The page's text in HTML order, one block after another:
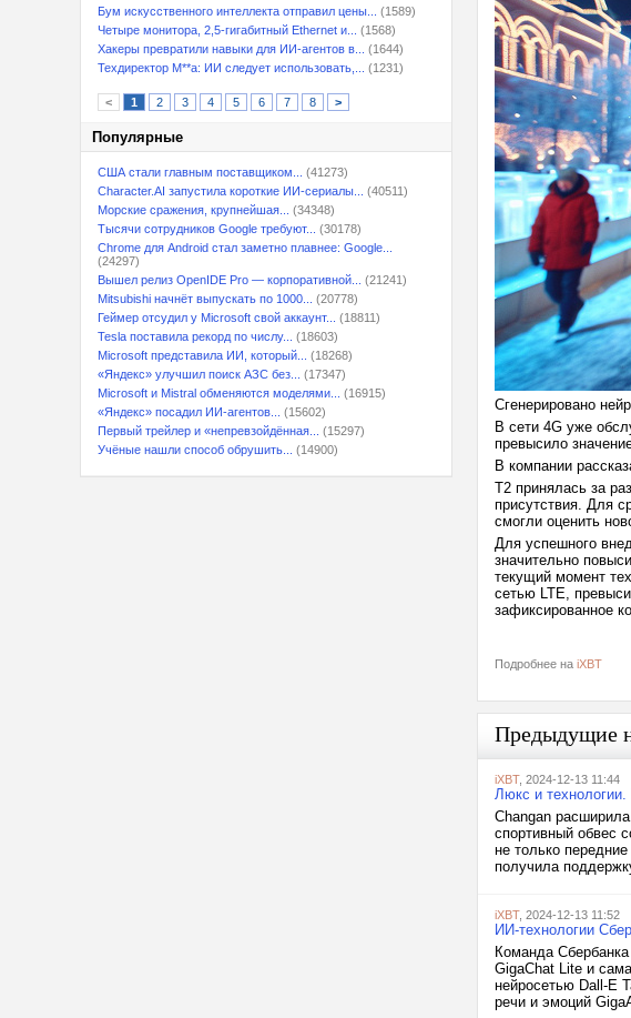
Бум искусственного интеллекта отправил цены...
(1589)
Четыре монитора, 2,5-гигабитный Ethernet и...
(1568)
Хакеры превратили навыки для ИИ-агентов в...
(1644)
Техдиректор M**a: ИИ следует использовать,...
(1231)
< 1 2 3 4 5 6 7 8 >
Популярные
США стали главным поставщиком...
(41273)
Character.AI запустила короткие ИИ-сериалы...
(40511)
Морские сражения, крупнейшая...
(34348)
Тысячи сотрудников Google требуют...
(30178)
Chrome для Android стал заметно плавнее: Google...
(24297)
Вышел релиз OpenIDE Pro — корпоративной...
(21241)
Mitsubishi начнёт выпускать по 1000...
(20778)
Геймер отсудил у Microsoft свой аккаунт...
(18811)
Tesla поставила рекорд по числу...
(18603)
Microsoft представила ИИ, который...
(18268)
«Яндекс» улучшил поиск АЗС без...
(17347)
Microsoft и Mistral обменяются моделями...
(16915)
«Яндекс» посадил ИИ-агентов...
(15602)
Первый трейлер и «непревзойдённая...
(15297)
Учёные нашли способ обрушить...
(14900)
Сгенерировано
В сети 4G уже
превысило
В компании
Т2 принялась за
присутствия. Для
смогли оценить
Для успешного
значительно
текущий момент
сетью LTE,
зафиксированное
Подробнее на iXBT
Предыдущие
iXBT, 2024-12-13 11:44
Люкс и
Changan
спортивный обвес
не только
получила
iXBT, 2024-12-13 11:52
ИИ-технологии
Команда
GigaChat Lite и
нейросетью Dall-E
речи и эмоций